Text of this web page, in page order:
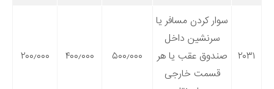
۲۰۳۱
سوار کردن مسافر یا
سرنشین داخل
صندوق عقب یا هر
قسمت خارجی
۵۰۰٫۰۰۰ ۴۰۰٫۰۰۰ ۲۰۰٫۰۰۰